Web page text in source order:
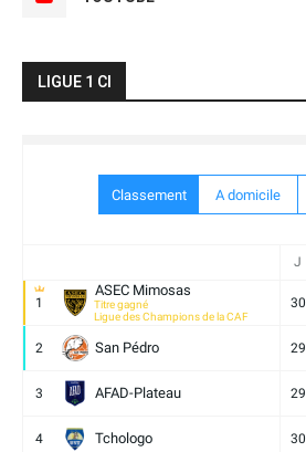
LIGUE 1 CI
Classement A domicile
J
1
ASEC Mimosas
Titre gagné
Ligue des Champions de la CAF
30
2 San Pédro 29
3 AFAD-Plateau 29
4 Tchologo 30